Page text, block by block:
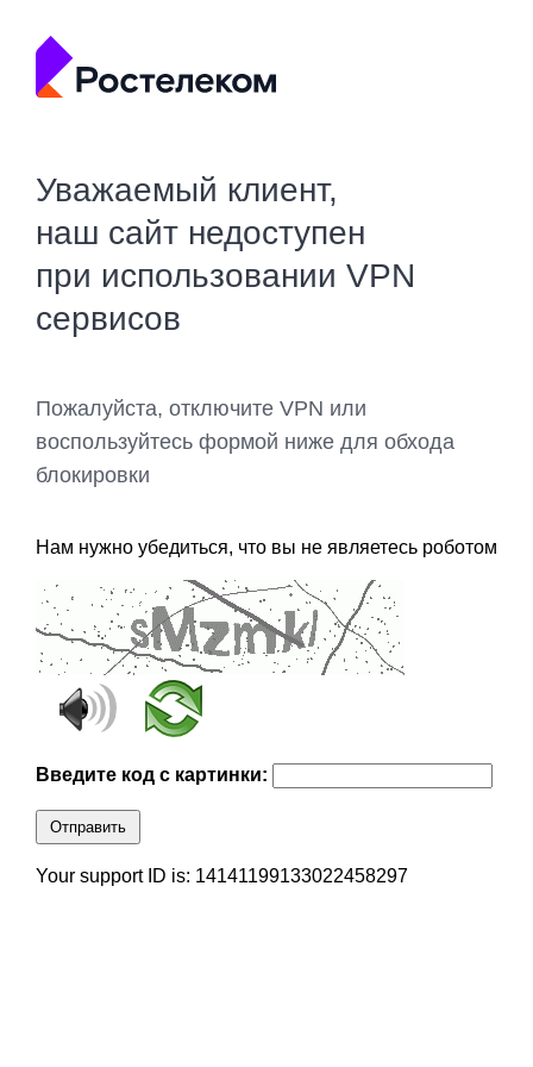
Уважаемый клиент,
наш сайт недоступен
при использовании VPN
сервисов
Пожалуйста, отключите VPN или
воспользуйтесь формой ниже для обхода
блокировки
Нам нужно убедиться, что вы не являетесь роботом
Введите код с картинки:
Отправить
Your support ID is: 14141199133022458297